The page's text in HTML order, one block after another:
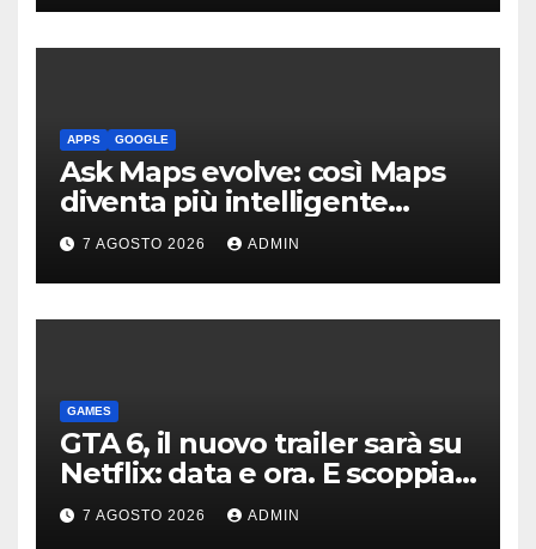
APPS GOOGLE
Ask Maps evolve: così Maps
diventa più intelligente
grazie a Gemini
7 AGOSTO 2026 ADMIN
GAMES
GTA 6, il nuovo trailer sarà su
Netflix: data e ora. E scoppia
la polemica
7 AGOSTO 2026 ADMIN